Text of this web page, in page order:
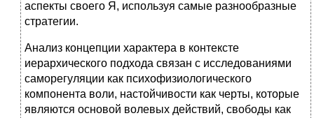
аспекты своего Я, используя самые разнообразные
стратегии.
Анализ концепции характера в контексте
иерархического подхода связан с исследованиями
саморегуляции как психофизиологического
компонента воли, настойчивости как черты, которые
являются основой волевых действий, свободы как